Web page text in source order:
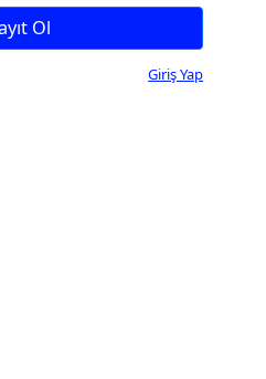
Ol
Giriş Yap